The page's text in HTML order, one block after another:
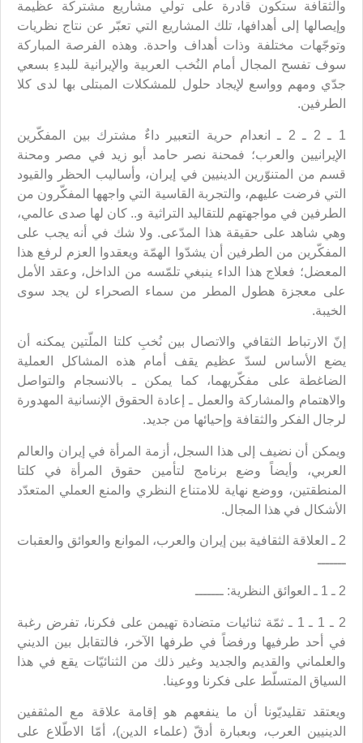
والثقافة ستكون قادرة على تولّي مشاريع مشتركة عظيمة
وإيصالها إلى أهدافها، تلك المشاريع التي تعبّر عن نتاج نظريات
وتوجّهات مختلفة وذات أهداف واحدة. وهذه الفرصة المباركة
سوف تفسح المجال أمام النُخب العربية والإيرانية للبدءِ بسعي
جدّي ومهم وواسع لإيجاد حلول للمشكلات المبتلى بها لدى كلا
الطرفين.
1 ـ 2 ـ 2 ـ انعدام حرية التعبير داءٌ مشترك بين المفكّرين
الإيرانيين والعرب؛ فمحنة نصر حامد أبو زيد في مصر ومحنة
قسم من المتنوّرين الدينيين في إيران، وأساليب الحظر والقيود
التي فرضت عليهم، والتجربة القاسية التي واجهها المفكّرون من
الطرفين في مواجهتهم للتقاليد التراثية و.. كان لها صدى عالمي،
وهي شاهد على حقيقة هذا المدّعى. ولا شك في أنه يجب على
المفكّرين من الطرفين أن يشدّوا الهمّة ويعقدوا العزم لرفع هذا
المعضل؛ فعلاج هذا الداء ينبغي تلمّسه من الداخل، وعقد الأمل
على معجزة هطول المطر من سماء الصحراء لن يجد سوى
الخيبة.
إنّ الارتباط الثقافي والاتصال بين نُخبِ كلتا الملّتين يمكنه أن
يضع الأساس لسدّ عظيم يقف أمام هذه المشاكل العملية
الضاغطة على مفكّريهما، كما يمكن ـ بالانسجام والتواصل
والاهتمام والمشاركة والعمل ـ إعادة الحقوق الإنسانية المهدورة
لرجال الفكر والثقافة وإحيائها من جديد.
ويمكن أن نضيف إلى هذا السجل، أزمة المرأة في إيران والعالم
العربي، وأيضاً وضع برنامج لتأمين حقوق المرأة في كلتا
المنطقتين، ووضع نهاية للامتناع النظري والمنع العملي المتعدّد
الأشكال في هذا المجال.
2 ـ العلاقة الثقافية بين إيران والعرب، الموانع والعوائق والعقبات
ـــــــ
2 ـ 1 ـ العوائق النظرية: ـــــــ
2 ـ 1 ـ 1 ـ ثمّة ثنائيات متضادة تهيمن على فكرنا، تفرض رغبة
في أحد طرفيها ورفضاً في طرفها الآخر، فالتقابل بين الديني
والعلماني والقديم والجديد وغير ذلك من الثنائيّات يقع في هذا
السياق المتسلّط على فكرنا ووعينا.
ويعتقد تقليديّونا أن ما ينفعهم هو إقامة علاقة مع المثقفين
الدينيين العرب، وبعبارة أدقّ (علماء الدين)، أمّا الاطّلاع على